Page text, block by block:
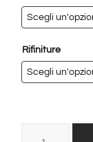
Rifiniture